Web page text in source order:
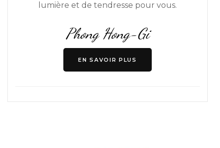
lumière et de tendresse pour vous.
Phong Hong-Gi
EN SAVOIR PLUS